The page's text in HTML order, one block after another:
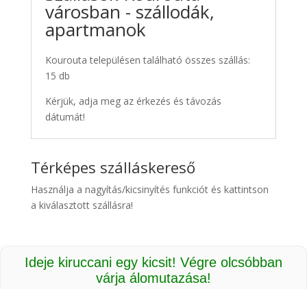
városban - szállodák,
apartmanok
Kourouta településen található összes szállás:
15 db
Kérjük, adja meg az érkezés és távozás
dátumát!
Térképes szálláskereső
Használja a nagyítás/kicsinyítés funkciót és kattintson
a kiválasztott szállásra!
Ideje kiruccani egy kicsit! Végre olcsóbban
várja álomutazása!